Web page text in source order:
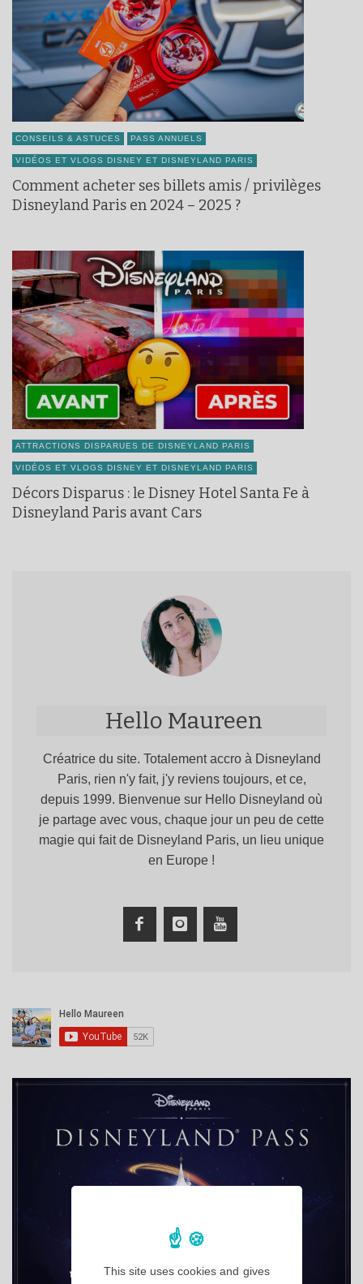
CONSEILS & ASTUCES PASS ANNUELS
VIDÉOS ET VLOGS DISNEY ET DISNEYLAND PARIS
Comment acheter ses billets amis / privilèges
Disneyland Paris en 2024 – 2025 ?
ATTRACTIONS DISPARUES DE DISNEYLAND PARIS
VIDÉOS ET VLOGS DISNEY ET DISNEYLAND PARIS
Décors Disparus : le Disney Hotel Santa Fe à
Disneyland Paris avant Cars
Hello Maureen
Créatrice du site. Totalement accro à Disneyland
Paris, rien n'y fait, j'y reviens toujours, et ce,
depuis 1999. Bienvenue sur Hello Disneyland où
je partage avec vous, chaque jour un peu de cette
magie qui fait de Disneyland Paris, un lieu unique
en Europe !
This site uses cookies and gives